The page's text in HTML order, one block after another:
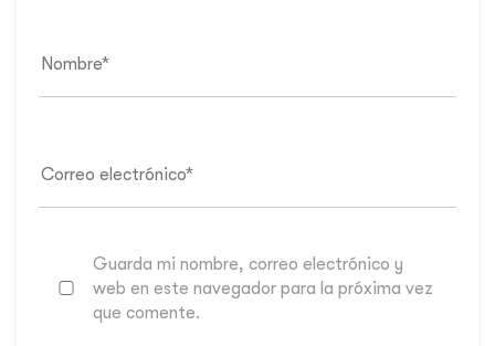
Guarda mi nombre, correo electrónico y
web en este navegador para la próxima vez
que comente.